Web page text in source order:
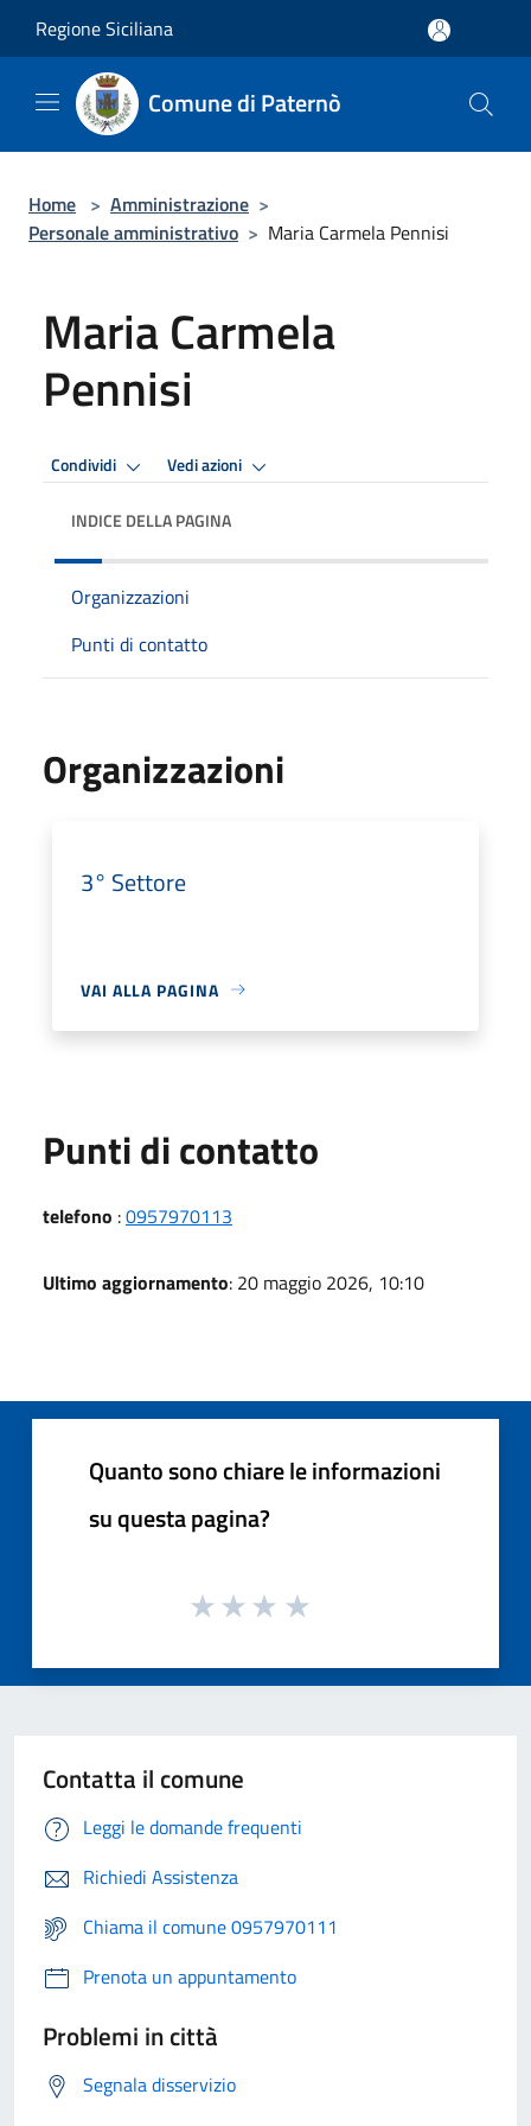
Regione Siciliana
Comune di Paternò
Home > Amministrazione >
Personale amministrativo > Maria Carmela Pennisi
Maria Carmela
Pennisi
Condividi Vedi azioni
INDICE DELLA PAGINA
Organizzazioni
Punti di contatto
Organizzazioni
3° Settore
VAI ALLA PAGINA
Punti di contatto
telefono :0957970113
Ultimo aggiornamento: 20 maggio 2026, 10:10
Quanto sono chiare le informazioni
su questa pagina?
Contatta il comune
Leggi le domande frequenti
Richiedi Assistenza
Chiama il comune 0957970111
Prenota un appuntamento
Problemi in città
Segnala disservizio